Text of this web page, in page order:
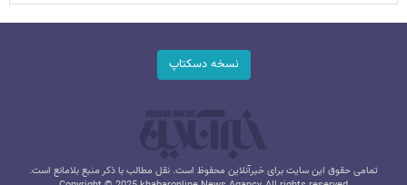
نسخه دسکتاپ
تمامی حقوق این سایت برای خبرآنلاین محفوظ است. نقل مطالب با ذکر منبع بلامانع است.